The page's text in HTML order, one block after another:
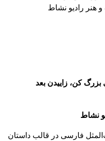
هنر رادیو نشاط
بزرگ کن، زاییدن بعد
نشاط
فارسی در قالب داستان